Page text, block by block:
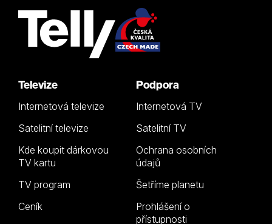
Televize
Internetová televize
Satelitní televize
Kde koupit dárkovou
TV kartu
TV program
Ceník
Podpora
Internetová TV
Satelitní TV
Ochrana osobních
údajů
Šetříme planetu
Prohlášení o
přístupnosti